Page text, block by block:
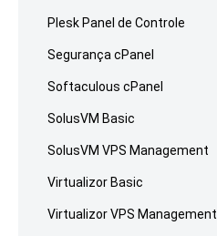
Plesk Panel de Controle
Segurança cPanel
Softaculous cPanel
SolusVM Basic
SolusVM VPS Management
Virtualizor Basic
Virtualizor VPS Management